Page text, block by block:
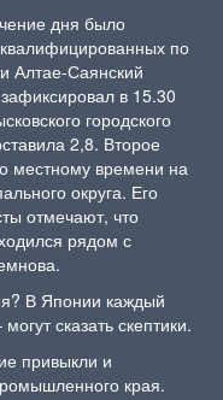
дня было
по
Алтае-Саянский
в 15.30
городского
2,8. Второе
местному времени на
округа. Его
отмечают, что
рядом с
В Японии каждый
сказать скептики.
привыкли и
края.